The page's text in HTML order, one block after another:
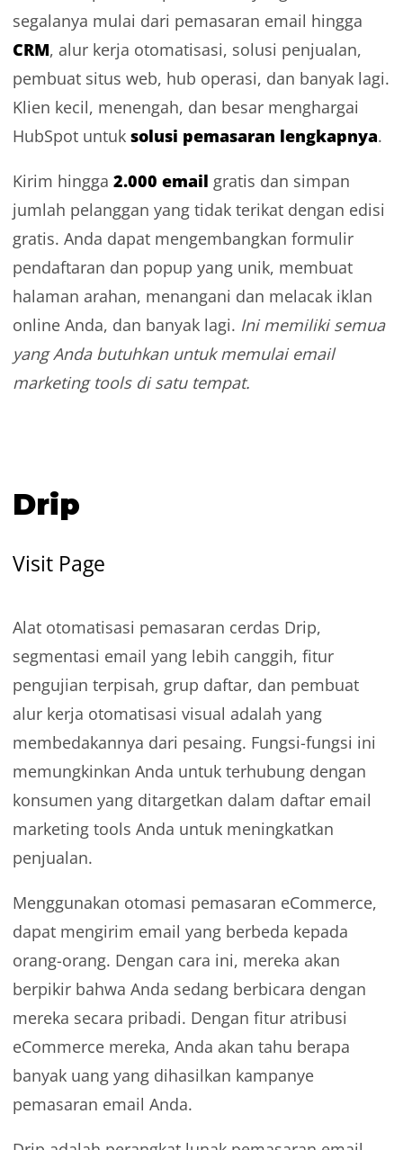
segalanya mulai dari pemasaran email hingga
CRM, alur kerja otomatisasi, solusi penjualan,
pembuat situs web, hub operasi, dan banyak lagi.
Klien kecil, menengah, dan besar menghargai
HubSpot untuk solusi pemasaran lengkapnya.
Kirim hingga 2.000 email gratis dan simpan
jumlah pelanggan yang tidak terikat dengan edisi
gratis. Anda dapat mengembangkan formulir
pendaftaran dan popup yang unik, membuat
halaman arahan, menangani dan melacak iklan
online Anda, dan banyak lagi. Ini memiliki semua
yang Anda butuhkan untuk memulai email
marketing tools di satu tempat.
Drip
Visit Page
Alat otomatisasi pemasaran cerdas Drip,
segmentasi email yang lebih canggih, fitur
pengujian terpisah, grup daftar, dan pembuat
alur kerja otomatisasi visual adalah yang
membedakannya dari pesaing. Fungsi-fungsi ini
memungkinkan Anda untuk terhubung dengan
konsumen yang ditargetkan dalam daftar email
marketing tools Anda untuk meningkatkan
penjualan.
Menggunakan otomasi pemasaran eCommerce,
dapat mengirim email yang berbeda kepada
orang-orang. Dengan cara ini, mereka akan
berpikir bahwa Anda sedang berbicara dengan
mereka secara pribadi. Dengan fitur atribusi
eCommerce mereka, Anda akan tahu berapa
banyak uang yang dihasilkan kampanye
pemasaran email Anda.